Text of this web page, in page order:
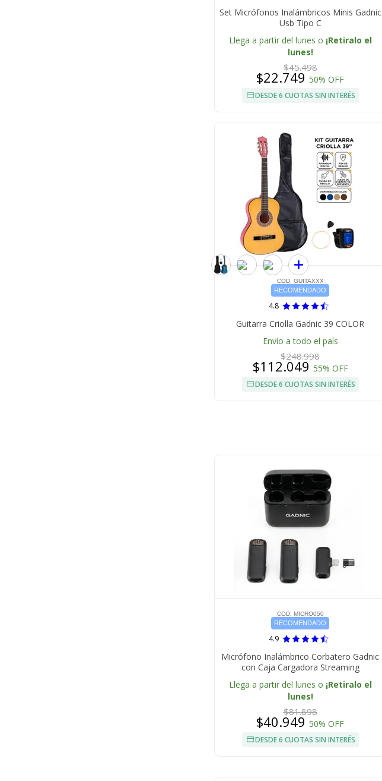
Set Micrófonos Inalámbricos Minis Gadnic
Usb Tipo C
Llega a partir del lunes o ¡Retiralo el
lunes!
$45.498
$22.749 50% OFF
DESDE 6 CUOTAS SIN INTERÉS
COD. GUITAXXX
RECOMENDADO
4.8
Guitarra Criolla Gadnic 39 COLOR
Envío a todo el país
$248.998
$112.049 55% OFF
DESDE 6 CUOTAS SIN INTERÉS
COD. MICRO050
RECOMENDADO
4.9
Micrófono Inalámbrico Corbatero Gadnic
con Caja Cargadora Streaming
Llega a partir del lunes o ¡Retiralo el
lunes!
$81.898
$40.949 50% OFF
DESDE 6 CUOTAS SIN INTERÉS